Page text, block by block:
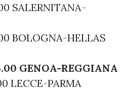
SALERNITANA-
BOLOGNA-HELLAS
GENOA-REGGIANA
LECCE-PARMA